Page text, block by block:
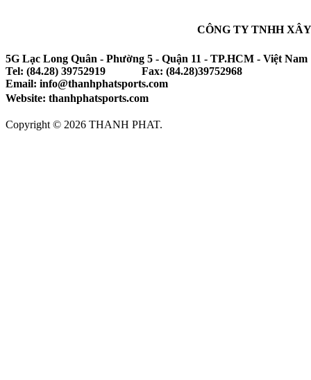
CÔNG TY TNHH
5G Lạc Long Quân - Phường 5 - Quận 11 - TP.HCM - Việt Nam
Tel: (84.28) 39752919 Fax: (84.28)39752968
Email: info@thanhphatsports.com
Website: thanhphatsports.com
Copyright © 2026 THANH PHAT.